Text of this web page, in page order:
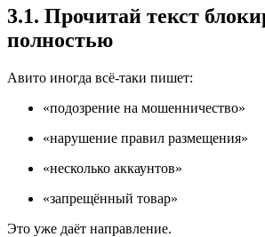
3.1. Прочитай текст
полностью
Авито иногда всё-таки пишет:
«подозрение на мошенничество»
«нарушение правил размещения»
«несколько аккаунтов»
«запрещённый товар»
Это уже даёт направление.